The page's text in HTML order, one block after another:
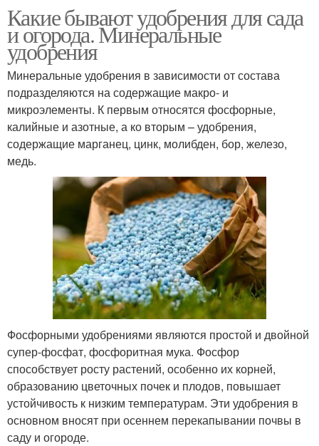
Какие бывают удобрения для сада
и огорода. Минеральные
удобрения
Минеральные удобрения в зависимости от состава
подразделяются на содержащие макро- и
микроэлементы. К первым относятся фосфорные,
калийные и азотные, а ко вторым – удобрения,
содержащие марганец, цинк, молибден, бор, железо,
медь.
Фосфорными удобрениями являются простой и двойной
супер-фосфат, фосфоритная мука. Фосфор
способствует росту растений, особенно их корней,
образованию цветочных почек и плодов, повышает
устойчивость к низким температурам. Эти удобрения в
основном вносят при осеннем перекапывании почвы в
саду и огороде.